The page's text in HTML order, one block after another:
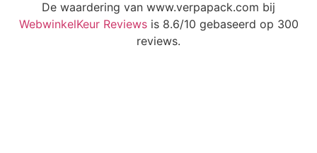
De waardering van www.verpapack.com bij
WebwinkelKeur Reviewsis 8.6/10 gebaseerd op 300
reviews.